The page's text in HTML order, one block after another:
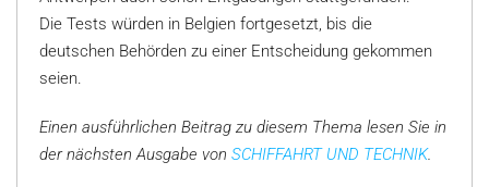
Die Tests würden in Belgien fortgesetzt, bis die
deutschen Behörden zu einer Entscheidung gekommen
seien.
Einen ausführlichen Beitrag zu diesem Thema lesen Sie in
der nächsten Ausgabe von SCHIFFAHRT UND TECHNIK.